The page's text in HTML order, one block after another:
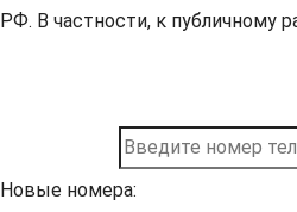
РФ. В частности, к публичному
Новые номера: